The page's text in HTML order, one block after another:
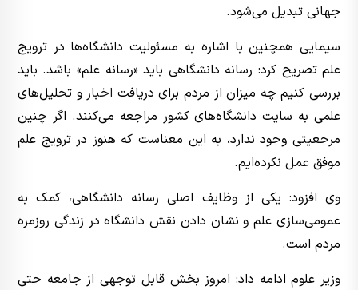
جهانی تبدیل می‌شود.
سیمایی همچنین با اشاره به مسئولیت دانشگاه‌ها در ترویج
علم تصریح کرد: رسانه دانشگاهی باید «رسانه علم» باشد. باید
بررسی کنیم چه میزان از مردم برای دریافت اخبارو تحلیل‌های
علمی به سایت دانشگاه‌های کشور مراجعه می‌کنند. اگر چنین
مرجعیتی وجود ندارد، به این معناست که هنوز در ترویج علم
موفق عمل نکرده‌ایم.
وی افزود: یکی از وظایف اصلی رسانه دانشگاهی، کمک به
عمومی‌سازی علم و نشان دادن نقش دانشگاه در زندگی روزمره
مردم است.
وزیر علوم ادامه داد: امروز بخش قابل توجهی از جامعه حتی